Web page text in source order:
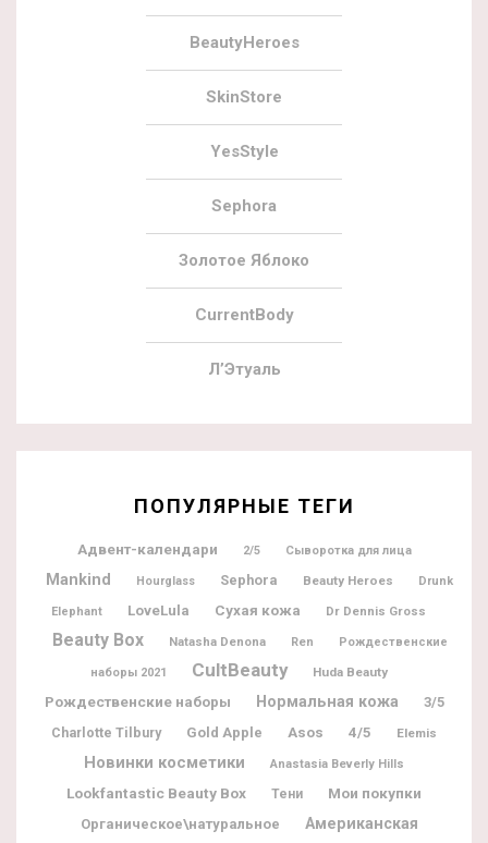
BeautyHeroes
SkinStore
YesStyle
Sephora
Золотое Яблоко
CurrentBody
Л’Этуаль
ПОПУЛЯРНЫЕ ТЕГИ
Адвент-календари 2/5 Сыворотка для лица
Mankind Hourglass Sephora Beauty Heroes Drunk
Elephant LoveLula Сухая кожа Dr Dennis Gross
Beauty Box Natasha Denona Ren Рождественские
наборы 2021 CultBeauty Huda Beauty
Рождественские наборы Нормальная кожа
3/5
Charlotte Tilbury
Gold Apple Asos 4/5 Elemis
Новинки косметики Anastasia Beverly Hills
Lookfantastic Beauty Box Тени Мои покупки
Органическое\натуральное
Американская